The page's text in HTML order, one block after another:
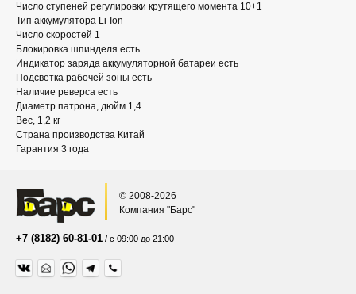
Число ступеней регулировки крутящего момента 10+1
Тип аккумулятора Li-Ion
Число скоростей 1
Блокировка шпинделя есть
Индикатор заряда аккумуляторной батареи есть
Подсветка рабочей зоны есть
Наличие реверса есть
Диаметр патрона, дюйм 1,4
Вес, 1,2 кг
Страна производства Китай
Гарантия 3 года
© 2008-2026
Компания "Барс"
+7 (8182) 60-81-01 / с 09:00 до 21:00